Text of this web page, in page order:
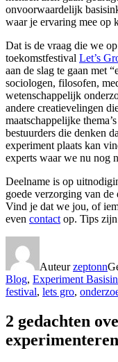
onvoorwaardelijk
waar je ervaring mee op
Dat is de vraag die we
toekomstfestival Let’s
aan de slag te gaan met
sociologen, filosofen,
wetenschappelijk
andere creatievelingen
maatschappelijke
bestuurders die denken
experiment plaats kan
experts waar we nu nog
Deelname is op
goede verzorging van de
Vind je dat we jou, of
even contact op. Tips
Auteurzeptonn
Blog, Experiment
festival, lets gro,
2 gedachten